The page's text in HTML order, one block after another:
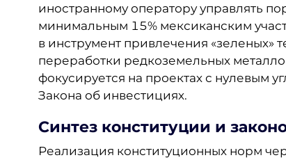
иностранному оператору управлять
минимальным 15% мексиканским
в инструмент привлечения «зеленых»
переработки редкоземельных
фокусируется на проектах с нулевым
Закона об инвестициях.
Синтез конституции и
Реализация конституционных норм